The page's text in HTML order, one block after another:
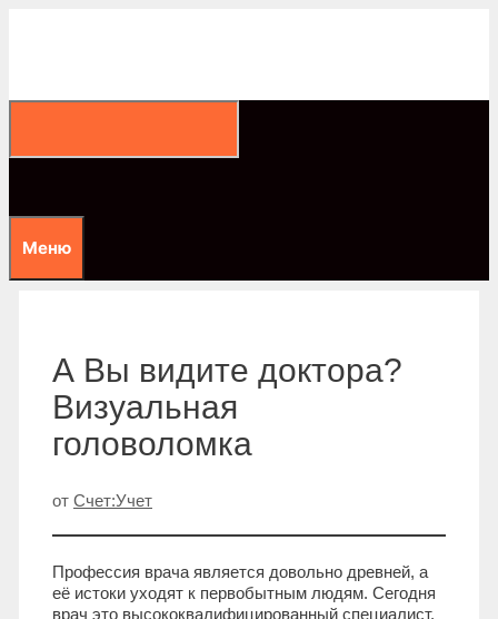
Меню
А Вы видите доктора?
Визуальная
головоломка
от Счет:Учет
Профессия врача является довольно древней, а
её истоки уходят к первобытным людям. Сегодня
врач это высококвалифицированный специалист,